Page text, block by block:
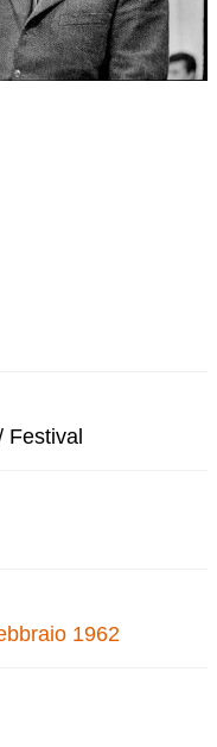
Festival
1962